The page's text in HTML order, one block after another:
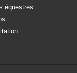
équestres